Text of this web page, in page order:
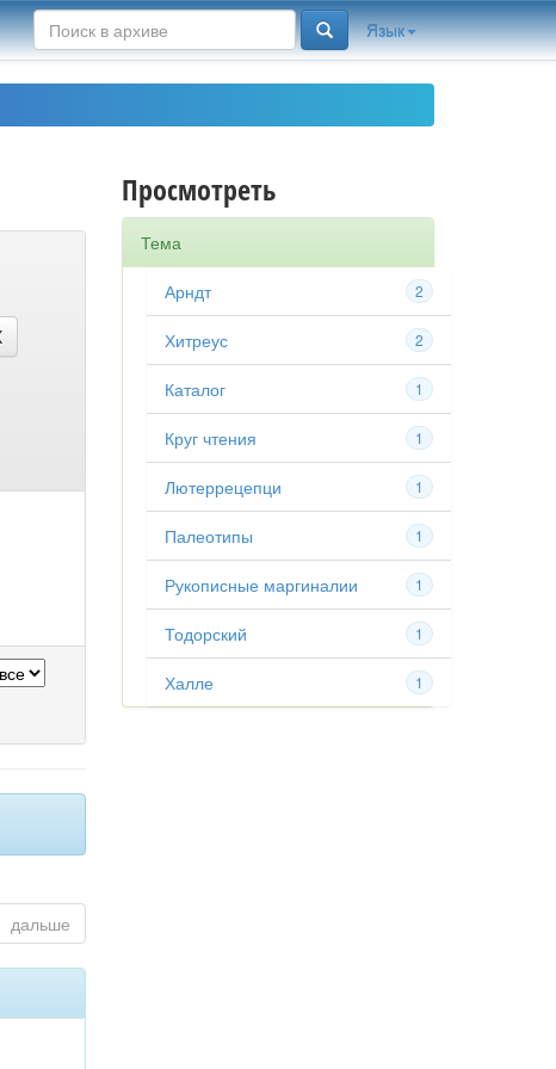
Язык
дальше
Просмотреть
Тема
2
Арндт
2
Хитреус
1
Каталог
1
Круг чтения
1
Лютерре­цепци
1
Палеотипы
1
Рукописные маргиналии
1
Тодорский
1
Халле